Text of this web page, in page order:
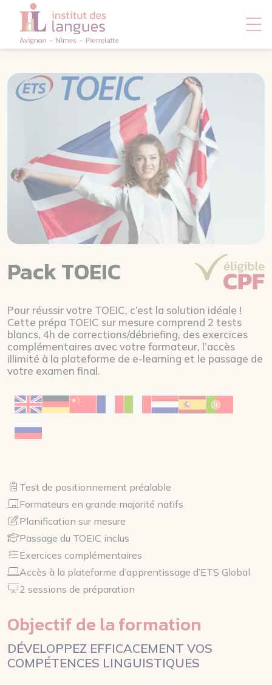
Pack TOEIC
Pour réussir votre TOEIC, c’est la solution idéale !
Cette prépa TOEIC sur mesure comprend 2 tests
blancs, 4h de corrections/débriefing, des exercices
complémentaires avec votre formateur, l’accès
illimité à la plateforme de e-learning et le passage de
votre examen final.
Test de positionnement préalable
Formateurs en grande majorité natifs
Planification sur mesure
Passage du TOEIC inclus
Exercices complémentaires
Accès à la plateforme d’apprentissage d’ETS Global
2 sessions de préparation
Objectif de la formation
DÉVELOPPEZ EFFICACEMENT VOS
COMPÉTENCES LINGUISTIQUES
Panneau de gestion des cookies